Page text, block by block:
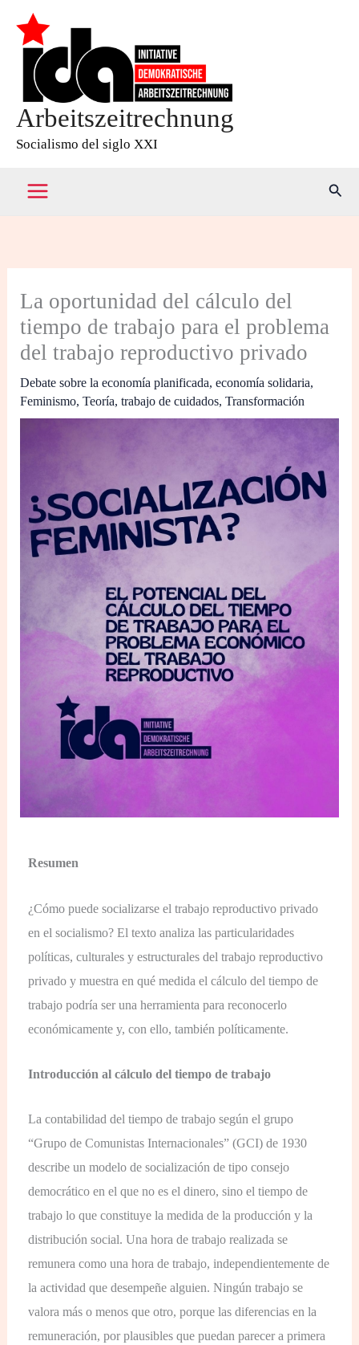
contenido
Arbeitszeitrechnung
Socialismo del siglo XXI
La oportunidad del cálculo del
tiempo de trabajo para el problema
del trabajo reproductivo privado
Debate sobre la economía planificada,economía solidaria,
Feminismo,Teoría,trabajo de cuidados,Transformación
Resumen
¿Cómo puede socializarse el trabajo reproductivo privado
en el socialismo? El texto analiza las particularidades
políticas, culturales y estructurales del trabajo reproductivo
privado y muestra en qué medida el cálculo del tiempo de
trabajo podría ser una herramienta para reconocerlo
económicamente y, con ello, también políticamente.
Introducción al cálculo del tiempo de trabajo
La contabilidad del tiempo de trabajo según el grupo
“Grupo de Comunistas Internacionales” (GCI) de 1930
describe un modelo de socialización de tipo consejo
democrático en el que no es el dinero, sino el tiempo de
trabajo lo que constituye la medida de la producción y la
distribución social. Una hora de trabajo realizada se
remunera como una hora de trabajo, independientemente de
la actividad que desempeñe alguien. Ningún trabajo se
valora más o menos que otro, porque las diferencias en la
remuneración, por plausibles que puedan parecer a primera